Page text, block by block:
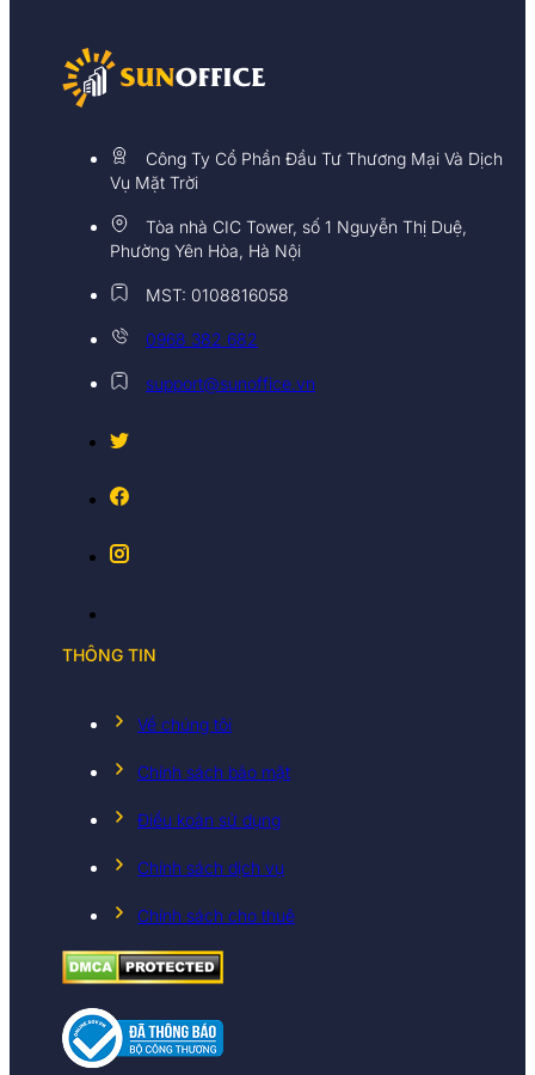
Công Ty Cổ Phần Đầu Tư Thương Mại Và Dịch
Vụ Mặt Trời
Tòa nhà CIC Tower, số 1 Nguyễn Thị Duệ,
Phường Yên Hòa, Hà Nội
MST: 0108816058
0968 382 682
support@sunoffice.vn
THÔNG TIN
Về chúng tôi
Chính sách bảo mật
Điều koản sử dụng
Chính sách dịch vụ
Chính sách cho thuê